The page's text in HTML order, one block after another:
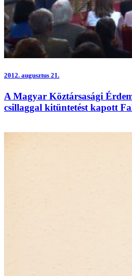
2012. augusztus 21.
A Magyar Köztársasági
csillaggal kitüntetést kapott